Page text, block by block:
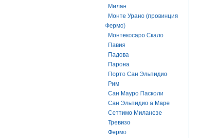
Милан
Монте Урано (провинция
Фермо)
Монтекосаро Скало
Павия
Падова
Парона
Порто Сан Эльпидио
Рим
Сан Мауро Пасколи
Сан Эльпидио а Маре
Сеттимо Миланезе
Тревизо
Фермо